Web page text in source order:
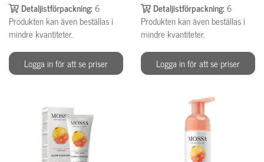
Detaljistförpackning:6
Produkten kan även beställas i
mindre kvantiteter.
Logga in för att se priser
Detaljistförpackning:6
Produkten kan även beställas i
mindre kvantiteter.
Logga in för att se priser